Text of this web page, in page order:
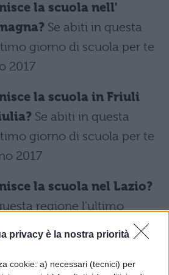
privacy è la nostra priorità
cookie: a) necessari (tecnici) per
la scuola nell'
Se abiti in questa
giorno di scuola per te
2017
la scuola in Friuli
Se abiti in questa
giorno di scuola per te
2017
la scuola nel Lazio?
regione l'ultimo
per te è il 8 giugno